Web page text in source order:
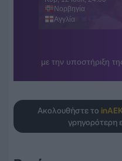
Ακολουθήστε το
γρηγορότερη